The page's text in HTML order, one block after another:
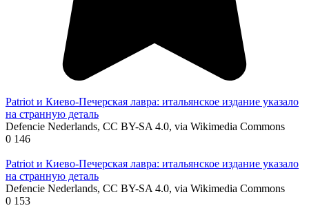
Patriot и Киево-Печерская лавра: итальянское издание указало
на странную деталь
Defencie Nederlands, CC BY-SA 4.0, via Wikimedia Commons
0 146
Patriot и Киево-Печерская лавра: итальянское издание указало
на странную деталь
Defencie Nederlands, CC BY-SA 4.0, via Wikimedia Commons
0 153